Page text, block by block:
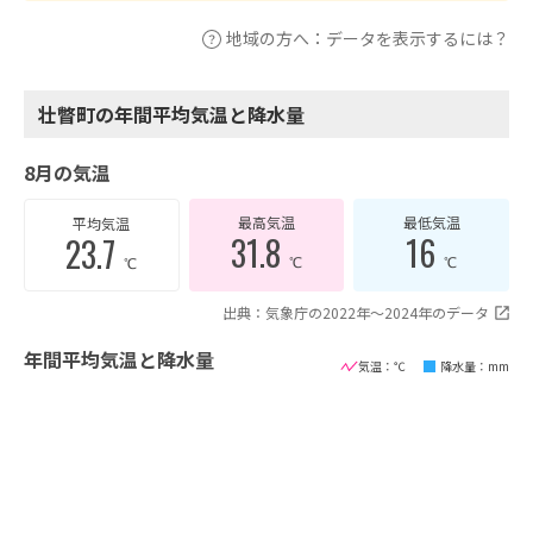
地域の方へ：データを表示するには？
壮瞥町の年間平均気温と降水量
8月の気温
平均気温
23.7℃
最高気温
31.8 ℃
最低気温
16℃
出典：気象庁の2022年〜2024年のデータ
年間平均気温と降水量 気温：℃ 降水量：mm